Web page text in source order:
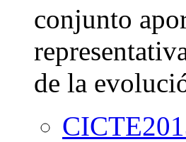
conjunto
de la